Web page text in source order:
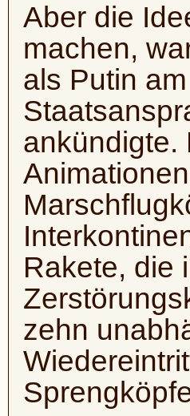
Aber die
machen,
als Putin
ankündigte.
Rakete, die
zehn